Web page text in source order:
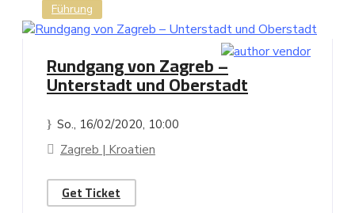
Führung
Rundgang von Zagreb –
Unterstadt und Oberstadt
So., 16/02/2020, 10:00
Zagreb | Kroatien
Get Ticket